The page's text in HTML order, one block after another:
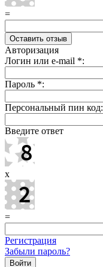
=
Авторизация
Логин или e-mail *:
Пароль *:
Персональный пин код:
Введите ответ
x
=
Регистрация
Забыли пароль?